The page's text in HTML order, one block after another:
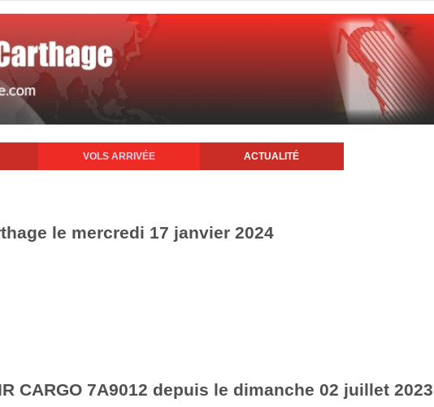
VOLS ARRIVÉE ACTUALITÉ
le mercredi 17 janvier 2024
CARGO 7A9012 depuis le dimanche 02 juillet 2023